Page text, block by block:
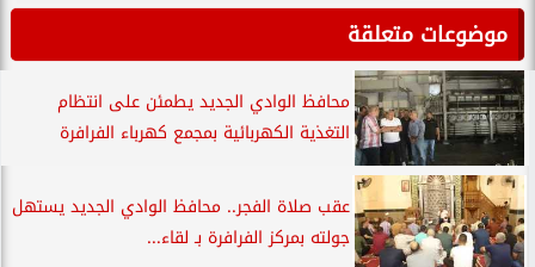
موضوعات متعلقة
محافظ الوادي الجديد يطمئن على انتظام
التغذية الكهربائية بمجمع كهرباء الفرافرة
عقب صلاة الفجر.. محافظ الوادي الجديد يستهل
جولته بمركز الفرافرة بـ لقاء...